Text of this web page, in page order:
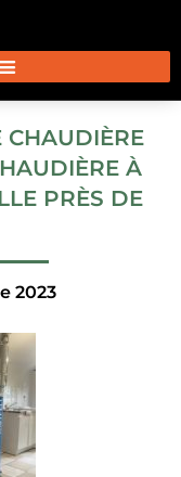
CHAUDIÈRE
À
PRÈS DE
2023